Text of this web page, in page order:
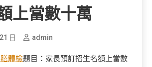
上當數十萬
日 admin
體檢題目：家長預訂招生名額上當數